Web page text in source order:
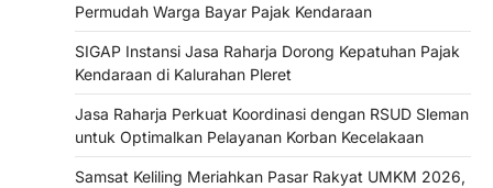
Permudah Warga Bayar Pajak Kendaraan
SIGAP Instansi Jasa Raharja Dorong Kepatuhan Pajak
Kendaraan di Kalurahan Pleret
Jasa Raharja Perkuat Koordinasi dengan RSUD Sleman
untuk Optimalkan Pelayanan Korban Kecelakaan
Samsat Keliling Meriahkan Pasar Rakyat UMKM 2026,